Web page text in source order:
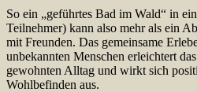
So ein „geführtes Bad im Wald“ in
Teilnehmer) kann also mehr als ein
mit Freunden. Das gemeinsame
unbekannten Menschen erleichtert
gewohnten Alltag und wirkt sich
Wohlbefinden aus.